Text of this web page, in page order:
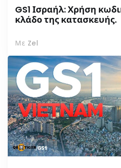
GS1 Ισραήλ: Χρήση
κλάδο της κατασκευής.
Με Zel